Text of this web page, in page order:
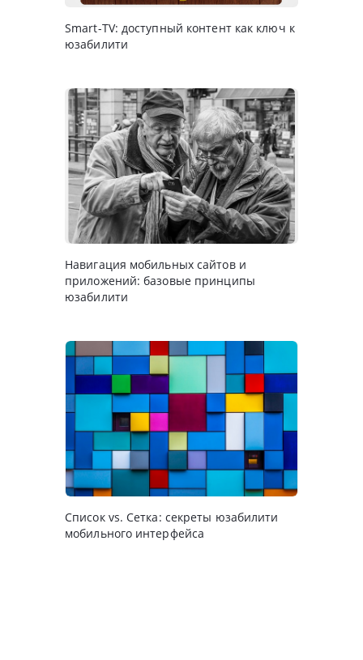
Smart-TV: доступный контент как ключ к
юзабилити
Навигация мобильных сайтов и
приложений: базовые принципы
юзабилити
Список vs. Сетка: секреты юзабилити
мобильного интерфейса